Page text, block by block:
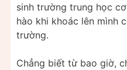
sinh trường trung học
hào khi khoác lên mình
trường.
Chẳng biết từ bao giờ,